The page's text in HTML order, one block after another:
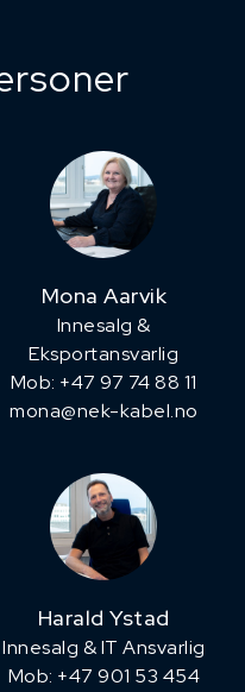
Mona Aarvik
Innesalg &
Eksportansvarlig
Mob: +47 97 74 88 11
mona@nek-kabel.no
Harald Ystad
Innesalg & IT Ansvarlig
Mob: +47 901 53 454